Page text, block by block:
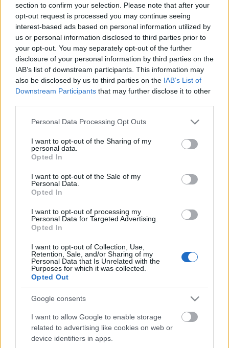
section to confirm your selection. Please note that after your
opt-out request is processed you may continue seeing
interest-based ads based on personal information utilized by
us or personal information disclosed to third parties prior to
your opt-out. You may separately opt-out of the further
disclosure of your personal information by third parties on the
IAB’s list of downstream participants. This information may
also be disclosed by us to third parties on the IAB’s List of
Downstream Participants that may further disclose it to other
Please note that this website/app uses one or more Google
not limited to your visit or usage behaviour. You may click to
grant or deny consent to Google and its third-party tags to
use your data for below specified purposes in below Google
consent section.
Personal Data Processing Opt Outs
I want to opt-out of the Sharing of my
personal data.
Opted In
I want to opt-out of the Sale of my
Personal Data.
Opted In
I want to opt-out of processing my
Personal Data for Targeted Advertising.
Opted In
I want to opt-out of Collection, Use,
Retention, Sale, and/or Sharing of my
Personal Data that Is Unrelated with the
Purposes for which it was collected.
Opted Out
Google consents
I want to allow Google to enable storage
related to advertising like cookies on web or
device identifiers in apps.
24-02-2023 15:00
ΔΕΔΑ: Ξεκίνησαν τα
έργα κατασκευής
δικτύου διανομής
φυσικού αερίου στα
Ιωάννινα
27-12-2022 16:27
ΕΚΕ με επίκεντρο τα
παιδιά και τους νέους
απινιδωτών στο Δ'
ΔΕΔΑ: Το φυσικό αέριο
«πάει» στο Ναύπλιο
και το Άργος -
Τουλάχιστον 2.000
καταναλωτών
Τσάκας: Με μέτοχο την
Italgas, η ΔΕΔΑ